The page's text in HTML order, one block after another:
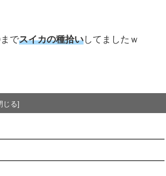
でスイカの種拾い してましたｗ